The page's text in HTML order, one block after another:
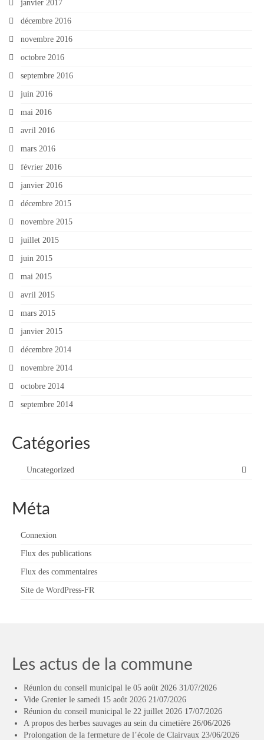
janvier 2017
décembre 2016
novembre 2016
octobre 2016
septembre 2016
juin 2016
mai 2016
avril 2016
mars 2016
février 2016
janvier 2016
décembre 2015
novembre 2015
juillet 2015
juin 2015
mai 2015
avril 2015
mars 2015
janvier 2015
décembre 2014
novembre 2014
octobre 2014
septembre 2014
Catégories
Uncategorized
Méta
Connexion
Flux des publications
Flux des commentaires
Site de WordPress-FR
Les actus de la commune
Réunion du conseil municipal le 05 août 2026 31/07/2026
Vide Grenier le samedi 15 août 2026 21/07/2026
Réunion du conseil municipal le 22 juillet 2026 17/07/2026
A propos des herbes sauvages au sein du cimetière 26/06/2026
Prolongation de la fermeture de l’école de Clairvaux 23/06/2026